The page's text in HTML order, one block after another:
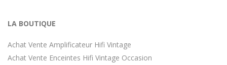
LA BOUTIQUE
Achat Vente Amplificateur Hifi Vintage
Achat Vente Enceintes Hifi Vintage Occasion